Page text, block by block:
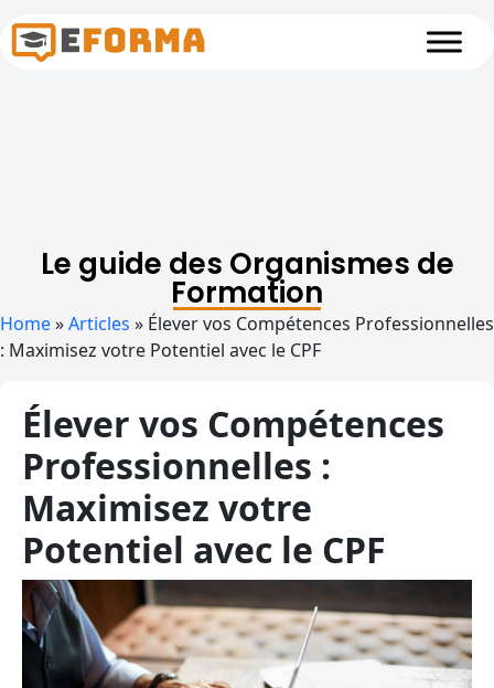
Le guide des Organismes de
Formation
Home»Articles » Élever vos Compétences Professionnelles
: Maximisez votre Potentiel avec le CPF
Élever vos Compétences
Professionnelles :
Maximisez votre
Potentiel avec le CPF